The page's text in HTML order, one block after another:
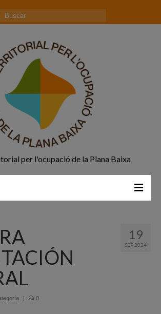
per l'ocupació de la Plana Baixa
19
SEP 2024
| 0